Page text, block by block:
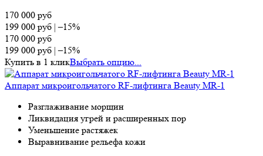
170 000 руб
199 000 руб |–15%
170 000 руб
199 000 руб |–15%
Купить в 1 кликВыбрать опцию...
Аппарат микроигольчатого RF-лифтинга Beauty MR-1
Разглаживание морщин
Ликвидация угрей и расширенных пор
Уменьшение растяжек
Выравнивание рельефа кожи